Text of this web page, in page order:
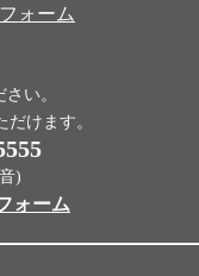
ォーム
い。
けます。
)
ォーム